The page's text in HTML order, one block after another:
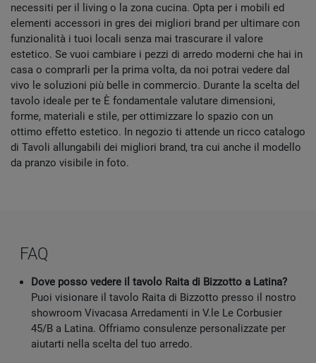
necessiti per il living o la zona cucina. Opta per i mobili ed
elementi accessori in gres dei migliori brand per ultimare con
funzionalità i tuoi locali senza mai trascurare il valore
estetico. Se vuoi cambiare i pezzi di arredo moderni che hai in
casa o comprarli per la prima volta, da noi potrai vedere dal
vivo le soluzioni più belle in commercio. Durante la scelta del
tavolo ideale per te È fondamentale valutare dimensioni,
forme, materiali e stile, per ottimizzare lo spazio con un
ottimo effetto estetico. In negozio ti attende un ricco catalogo
di Tavoli allungabili dei migliori brand, tra cui anche il modello
da pranzo visibile in foto.
FAQ
Dove posso vedere il tavolo Raita di Bizzotto a Latina?
Puoi visionare il tavolo Raita di Bizzotto presso il nostro
showroom Vivacasa Arredamenti in V.le Le Corbusier
45/B a Latina. Offriamo consulenze personalizzate per
aiutarti nella scelta del tuo arredo.